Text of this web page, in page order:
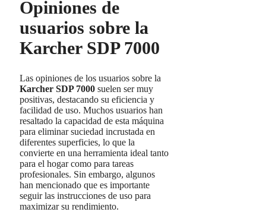
Opiniones de
usuarios sobre la
Karcher SDP 7000
Las opiniones de los usuarios sobre la
Karcher SDP 7000 suelen ser muy
positivas, destacando su eficiencia y
facilidad de uso. Muchos usuarios han
resaltado la capacidad de esta máquina
para eliminar suciedad incrustada en
diferentes superficies, lo que la
convierte en una herramienta ideal tanto
para el hogar como para tareas
profesionales. Sin embargo, algunos
han mencionado que es importante
seguir las instrucciones de uso para
maximizar su rendimiento.